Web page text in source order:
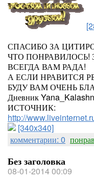
СПАСИБО ЗА
ЧТО ПОНРАВИЛОСЬ!
ВСЕГДА ВАМ РАДА!
А ЕСЛИ НРАВИТСЯ
БУДУ ВАМ ОЧЕНЬ
Дневник
ИСТОЧНИК:
http://
[340x340]
комментарии: 0
Без заголовка
08-01-2014 00:09